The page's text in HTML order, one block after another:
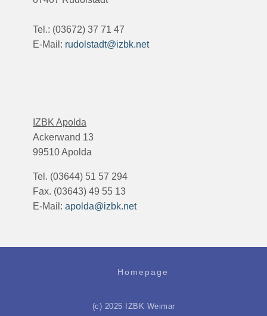
Tel.: (03672) 37 71 47
E-Mail: rudolstadt@izbk.net
IZBK Apolda
Ackerwand 13
99510 Apolda
Tel. (03644) 51 57 294
Fax. (03643) 49 55 13
E-Mail: apolda@izbk.net
Homepage
(c) 2025 IZBK Weimar